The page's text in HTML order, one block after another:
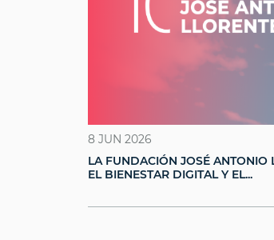
8 JUN 2026
LA FUNDACIÓN JOSÉ ANTONIO
EL BIENESTAR DIGITAL Y EL...